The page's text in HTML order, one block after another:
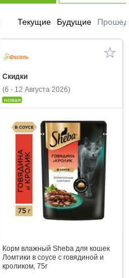
Текущие Будущие
Скидки
(6 - 12 Августа 2026)
новая
Корм влажный Sheba для кошек
Ломтики в соусе с говядиной и
кроликом, 75г